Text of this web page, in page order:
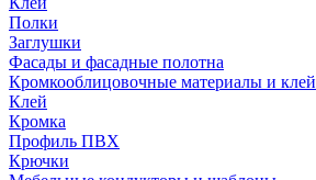
Полки
Заглушки
Фасады и фасадные полотна
Кромкооблицовочные материалы и клей
Клей
Кромка
Профиль ПВХ
Крючки